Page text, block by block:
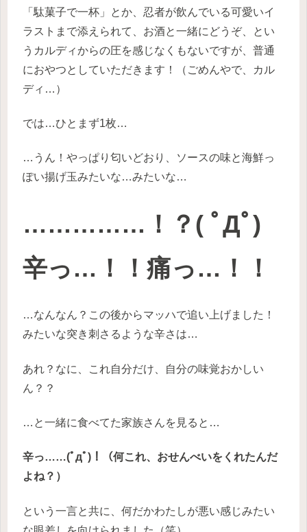
「駄菓子で一杯」とか、忍者が飲んでいる可愛いイ
ラストまで添えられて、お酒と一緒にどうぞ、とい
うカルディからの圧を感じなくもないですが、普通
におやつとしていただきます！（ごめんやで、カル
ディ…）
では…ひとまず1枚…
…うん！やっぱり匂いどおり、ソースの味と海鮮っ
ぽい揚げ玉みたいな…みたいな…
……………！？( ﾟДﾟ)
辛っ…！！痛っ…！！
…なんなん？この後からマッハで追い上げました！
みたいな突き刺さるような辛さは…
あれ？なに、これ自分だけ、自分の味覚おかしい
ん？？
…と一緒に食べてた家族さんを見ると…
辛っ……(ﾟдﾟ)！（何これ、おせんべいをくれたんだ
よね？）
という一言と共に、何だかわたしが悪い感じみたい